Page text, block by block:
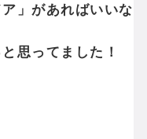
」があればいいな
思ってました！